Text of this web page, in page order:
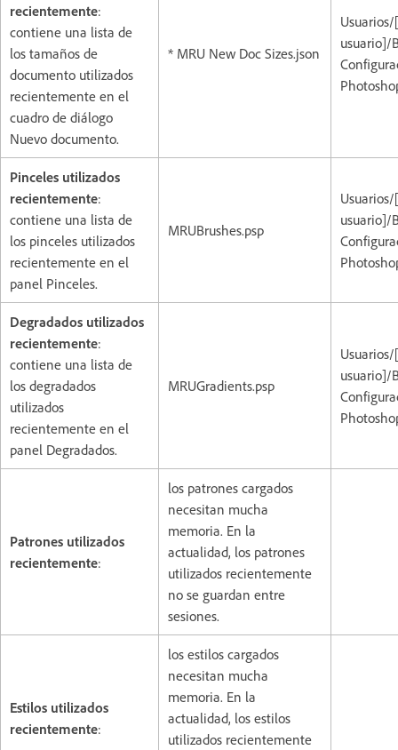
recientemente:
contiene una lista de
los tamaños de
documento utilizados
recientemente en el
cuadro de diálogo
Nuevo documento.
* MRU New Doc Sizes.json
usuario]/
Pinceles utilizados
recientemente:
contiene una lista de
los pinceles utilizados
recientemente en el
panel Pinceles.
MRUBrushes.psp
usuario]/
Degradados utilizados
recientemente:
contiene una lista de
los degradados
utilizados
recientemente en el
panel Degradados.
MRUGradients.psp
usuario]/
Patrones utilizados
recientemente:
los patrones cargados
necesitan mucha
memoria. En la
actualidad, los patrones
utilizados recientemente
no se guardan entre
sesiones.
Estilos utilizados
recientemente:
los estilos cargados
necesitan mucha
memoria. En la
actualidad, los estilos
utilizados recientemente